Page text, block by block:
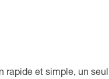
rapide et simple, un